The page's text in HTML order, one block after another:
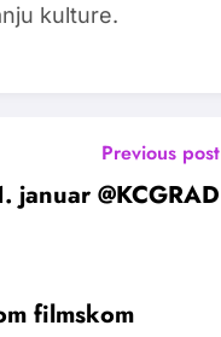
kulture.
Previous post
januar @KCGRAD
filmskom